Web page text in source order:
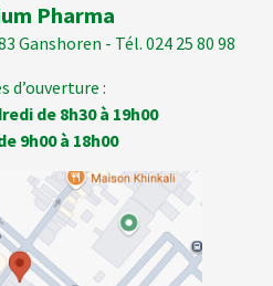
Pharma
Ganshoren - Tél. 024 25 80 98
d’ouverture :
de 8h30 à 19h00
9h00 à 18h00